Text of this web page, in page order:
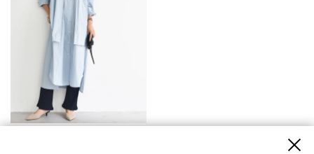
ロングシャツワンピース/長袖